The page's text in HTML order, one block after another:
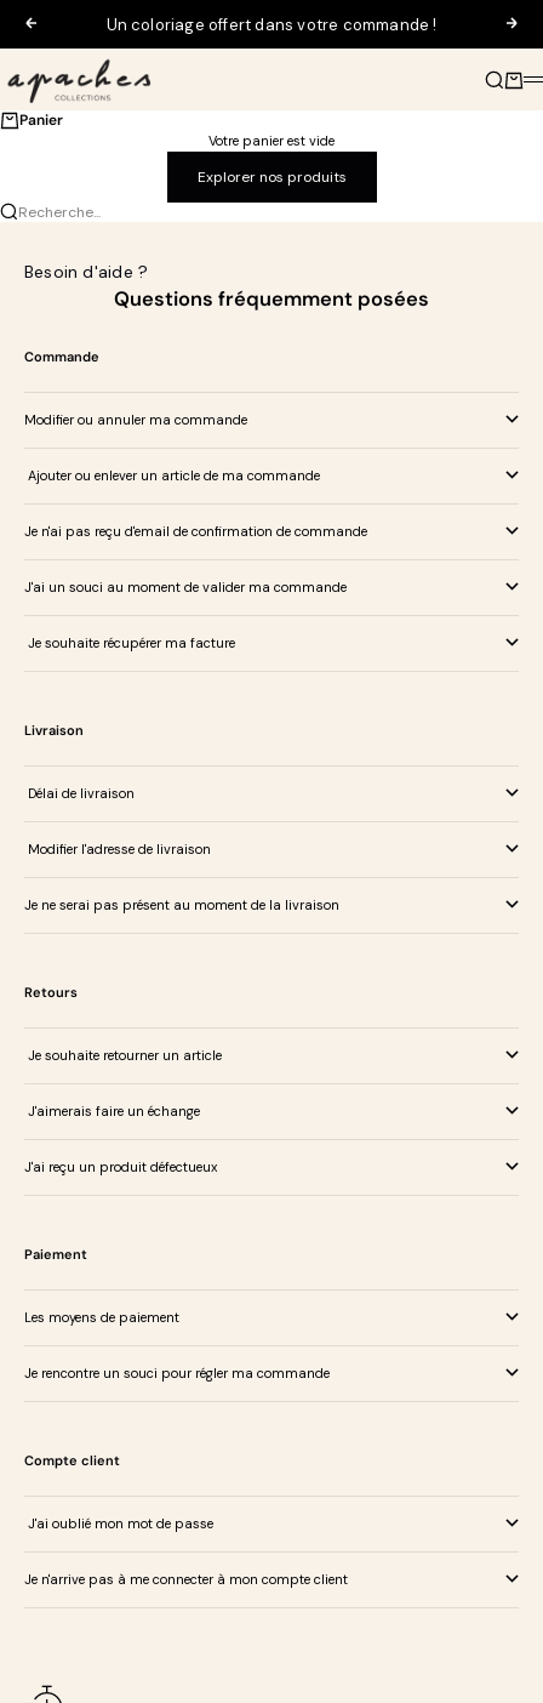
Précédent
Un coloriage offert dans votre commande !
Apaches Collections
Panier
Panier
Votre panier est vide
Explorer nos produits
Recherche...
Besoin d'aide ?
Questions fréquemment posées
Commande
Modifier ou annuler ma commande
Ajouter ou enlever un article de ma commande
Je n'ai pas reçu d'email de confirmation de commande
J'ai un souci au moment de valider ma commande
Je souhaite récupérer ma facture
Livraison
Délai de livraison
Modifier l'adresse de livraison
Je ne serai pas présent au moment de la livraison
Retours
Je souhaite retourner un article
J'aimerais faire un échange
J'ai reçu un produit défectueux
Paiement
Les moyens de paiement
Je rencontre un souci pour régler ma commande
Compte client
J'ai oublié mon mot de passe
Je n'arrive pas à me connecter à mon compte client